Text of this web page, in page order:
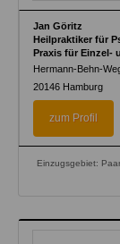
Jan Göritz
Heilpraktiker für
Praxis für Einzel-
Hermann-Behn-
20146 Hamburg
zum Profil
Einzugsgebiet: